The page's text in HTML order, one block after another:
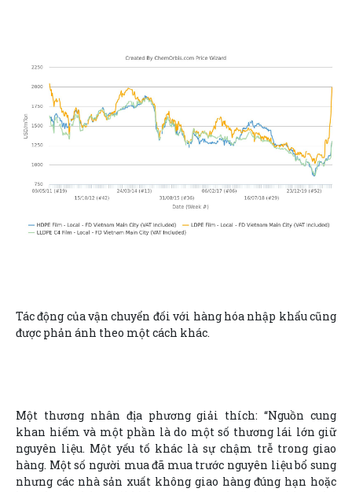
Tác động của vận chuyển đối với hàng hóa nhập khẩu cũng
được phản ánh theo một cách khác.
Một thương nhân địa phương giải thích: “Nguồn cung
khan hiếm và một phần là do một số thương lái lớn giữ
nguyên liệu. Một yếu tố khác là sự chậm trễ trong giao
hàng. Một số người mua đã mua trước nguyên liệu bổ sung
nhưng các nhà sản xuất không giao hàng đúng hạn hoặc